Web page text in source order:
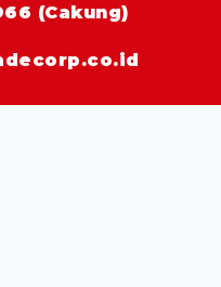
(Cakung)